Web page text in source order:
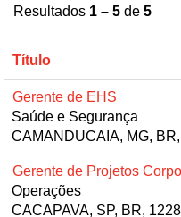
Resultados 1 – 5 de 5
Título
Gerente de EHS
Saúde e Segurança
CAMANDUCAIA, MG,
Gerente de Projetos
Operações
CACAPAVA, SP, BR,